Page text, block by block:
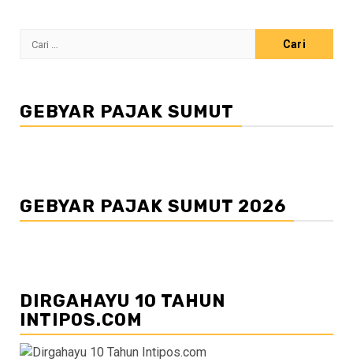
Cari
GEBYAR PAJAK SUMUT
GEBYAR PAJAK SUMUT 2026
DIRGAHAYU 10 TAHUN
INTIPOS.COM